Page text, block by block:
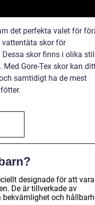
det perfekta valet för
skor för
skor finns i olika
Gore-Tex skor kan
samtidigt ha de mest
designade för att vara
De är tillverkade av
och